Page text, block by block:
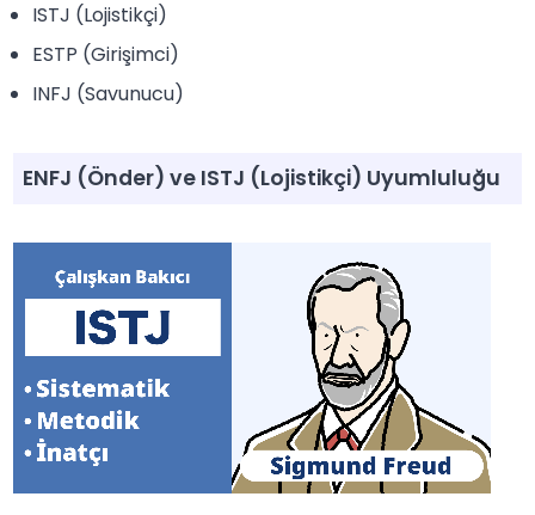
ISTJ (Lojistikçi)
ESTP (Girişimci)
INFJ (Savunucu)
ENFJ (Önder) ve ISTJ (Lojistikçi) Uyumluluğu